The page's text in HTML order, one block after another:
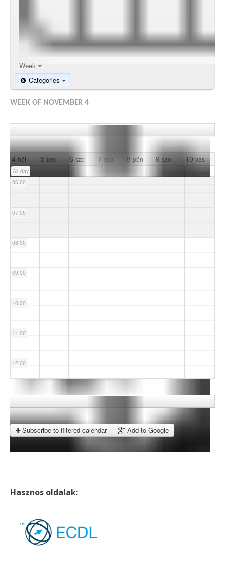
Week
Categories
WEEK OF NOVEMBER 4
4 hét 5 ked 6 sze 7 csü 8 pén 9 szo 10 vas
All-day
02:00
03:00
04:00
05:00
06:00
07:00
08:00
09:00
10:00
11:00
12:00
13:00
14:00
15:00
Subscribe to filtered calendar Add to Google
Hasznos oldalak: